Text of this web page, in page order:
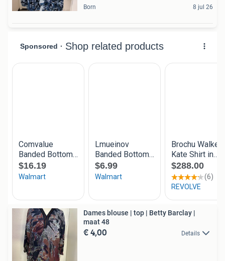
Born 8 jul 26
Dames blouse | top | Betty Barclay |
maat 48
€ 4,00 Details